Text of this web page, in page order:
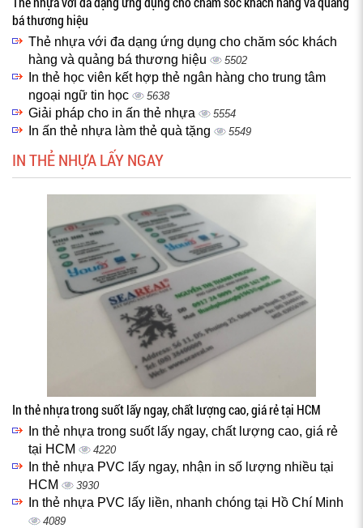
bá thương hiệu
Thẻ nhựa với đa dạng ứng dụng cho chăm sóc khách
hàng và quảng bá thương hiệu
5502
In thẻ học viên kết hợp thẻ ngân hàng cho trung tâm
ngoại ngữ tin học
5638
Giải pháp cho in ấn thẻ nhựa 5554
In ấn thẻ nhựa làm thẻ quà tặng 5549
IN THẺ NHỰA LẤY NGAY
In thẻ nhựa trong suốt lấy ngay, chất lượng cao, giá rẻ tại HCM
In thẻ nhựa trong suốt lấy ngay, chất lượng cao, giá rẻ
tại HCM
4220
In thẻ nhựa PVC lấy ngay, nhận in số lượng nhiều tại
HCM
3930
In thẻ nhựa PVC lấy liền, nhanh chóng tại Hồ Chí Minh
4089